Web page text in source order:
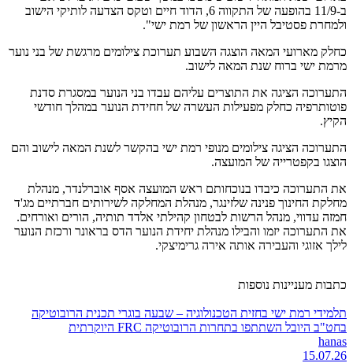
ב-11/9 בהופעה של התקווה 6, הדוד חיים וטקס הצדעה לותיקי הישוב
ולמחרת פסטיבל היין הראשון של רמת ישי".
כחלק מארועי המאה הוצגה השבוע תערוכת צילומים מרגשת של בני נוער
מרמת ישי ברוח שנת המאה לישוב.
התערוכה הציגה את התוצרים עליהם עבדו בני הנוער במסגרת סדנת
פוטותרפיה כחלק מפעילות העשרה של חחידת הנוער במהלך חודשי
הקיץ.
התערוכה הציגה צילומים מנופי רמת ישי בהקשר לשנת המאה לישוב והם
הוצגו בקפטרייה של המועצה.
את התערוכה כיבדו בנוכחותם ראש המועצה אסף אוברלנדר, מנהלת
מחלקת החינוך פנינה שלזינגר, מנהלת המחלקה לשירותים חברתיים מג'ד
חמזה עדווי, מנהל הרשות לבטחון קהילתי אלדד תותיה, הורים ואורחים.
את התערוכה יזמו והבילו מנהלת יחידת הנוער הדס בראונר ורכזת הנוער
לילך אזוגי והעבירה אותה אירה גרימיצקי.
כתבות מעניינות נוספות
תלמידי רמת ישי בחזית הטכנולוגיה – שבעה בוגרי תכנית הרובוטיקה
בחט"ב היובל השתתפו בתחרות הרובוטיקה FRC היוקרתית
hanas
15.07.26